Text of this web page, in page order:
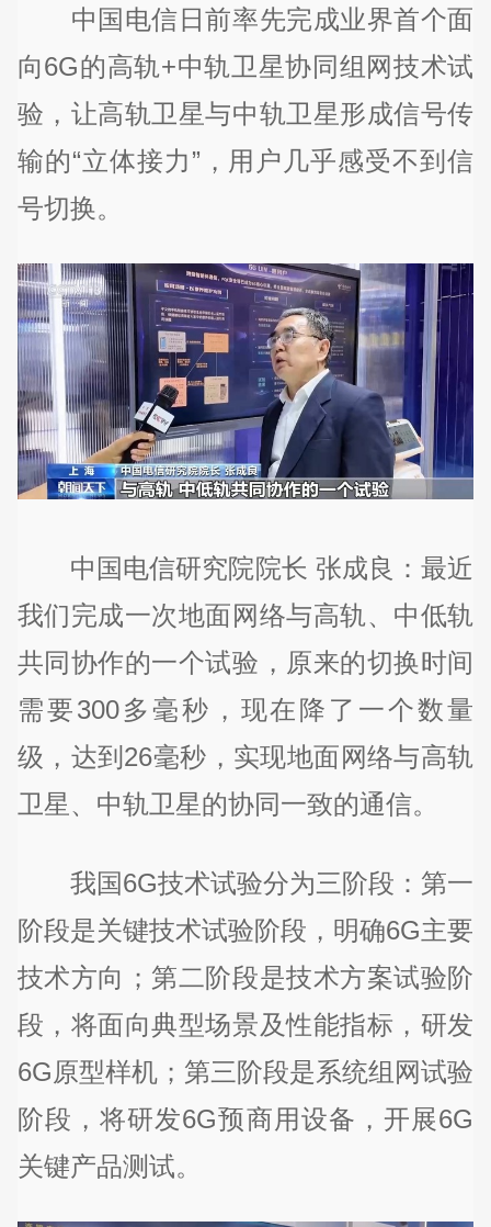
中国电信日前率先完成业界首个面
向6G的高轨+中轨卫星协同组网技术试
验，让高轨卫星与中轨卫星形成信号传
输的“立体接力”，用户几乎感受不到信
号切换。
中国电信研究院院长 张成良：最近
我们完成一次地面网络与高轨、中低轨
共同协作的一个试验，原来的切换时间
需要300多毫秒，现在降了一个数量
级，达到26毫秒，实现地面网络与高轨
卫星、中轨卫星的协同一致的通信。
我国6G技术试验分为三阶段：第一
阶段是关键技术试验阶段，明确6G主要
技术方向；第二阶段是技术方案试验阶
段，将面向典型场景及性能指标，研发
6G原型样机；第三阶段是系统组网试验
阶段，将研发6G预商用设备，开展6G
关键产品测试。